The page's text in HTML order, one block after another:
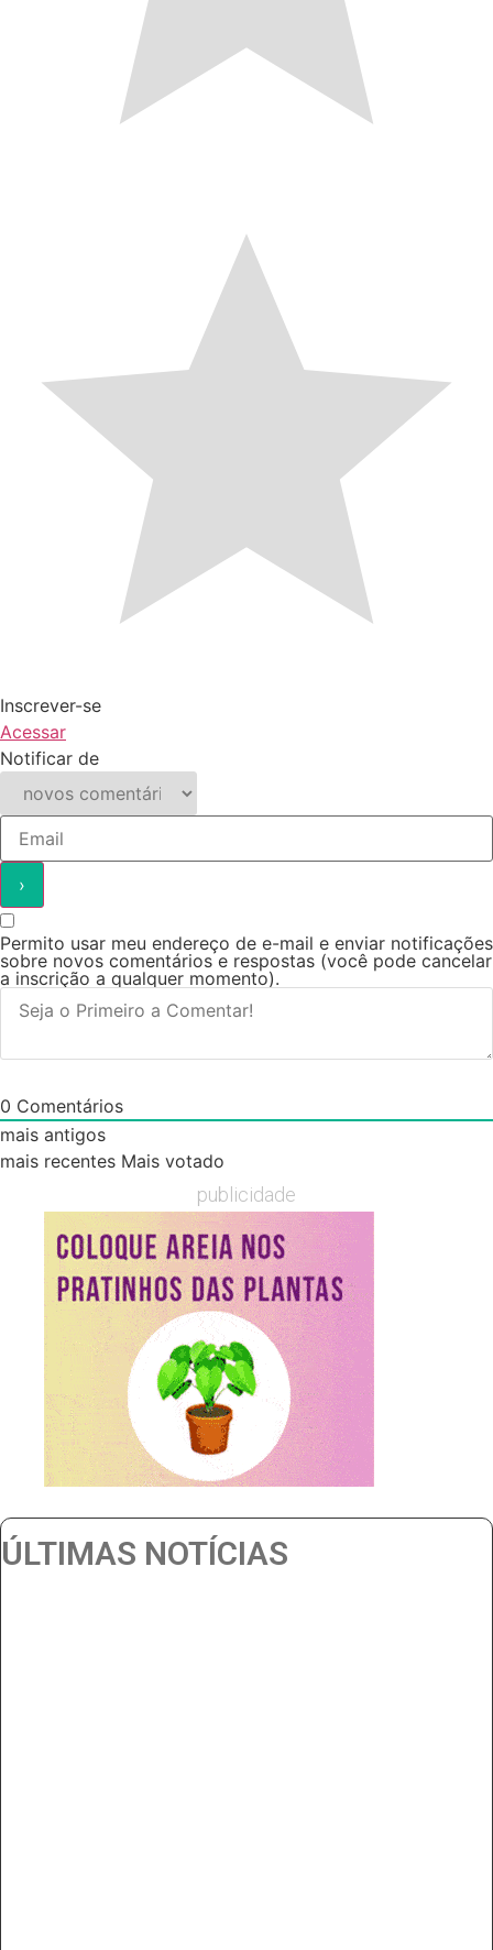
Inscrever-se
Acessar
Notificar de
Permito usar meu endereço de e-mail e enviar notificações
sobre novos comentários e respostas (você pode cancelar
a inscrição a qualquer momento).
0 Comentários
mais antigos
mais recentes Mais votado
publicidade
ÚLTIMAS NOTÍCIAS